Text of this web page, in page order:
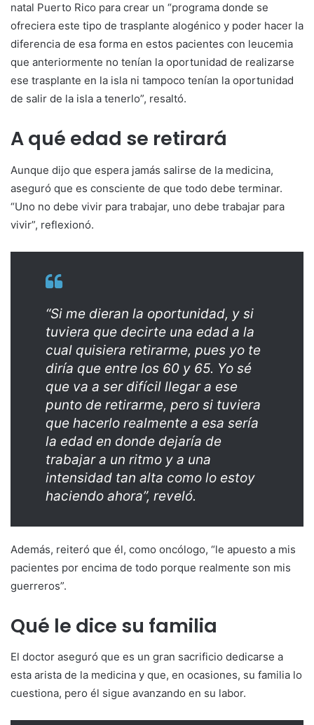
natal Puerto Rico para crear un “programa donde se
ofreciera este tipo de trasplante alogénico y poder hacer la
diferencia de esa forma en estos pacientes con leucemia
que anteriormente no tenían la oportunidad de realizarse
ese trasplante en la isla ni tampoco tenían la oportunidad
de salir de la isla a tenerlo”, resaltó.
A qué edad se retirará
Aunque dijo que espera jamás salirse de la medicina,
aseguró que es consciente de que todo debe terminar.
“Uno no debe vivir para trabajar, uno debe trabajar para
vivir”, reflexionó.
“Si me dieran la oportunidad, y si
tuviera que decirte una edad a la
cual quisiera retirarme, pues yo te
diría que entre los 60 y 65. Yo sé
que va a ser difícil llegar a ese
punto de retirarme, pero si tuviera
que hacerlo realmente a esa sería
la edad en donde dejaría de
trabajar a un ritmo y a una
intensidad tan alta como lo estoy
haciendo ahora”, reveló.
Además, reiteró que él, como oncólogo, “le apuesto a mis
pacientes por encima de todo porque realmente son mis
guerreros”.
Qué le dice su familia
El doctor aseguró que es un gran sacrificio dedicarse a
esta arista de la medicina y que, en ocasiones, su familia lo
cuestiona, pero él sigue avanzando en su labor.